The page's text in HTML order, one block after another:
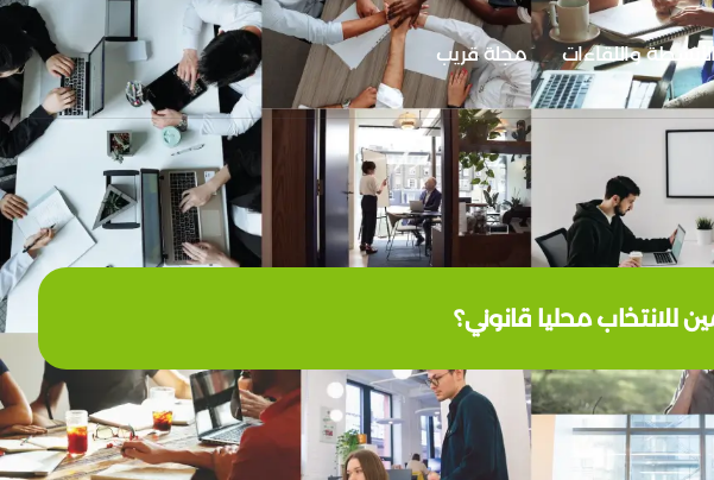
واللقاءات مجلة قريب
للانتخاب محليا قانوني؟